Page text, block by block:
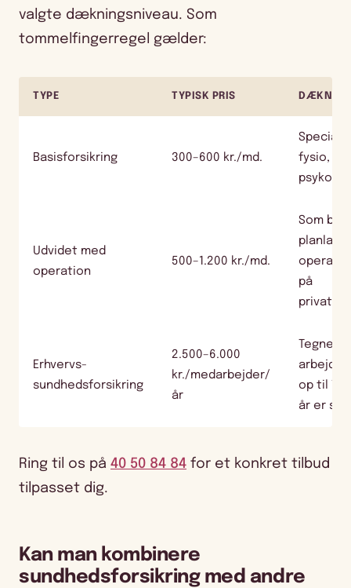
valgte dækningsniveau. Som
tommelfingerregel gælder:
TYPE TYPISK PRIS DÆKNING
Basisforsikring 300–600 kr./md.
fysio,
Udvidet med
operation
500–1.200 kr./md.
Som
på
Erhvervs-
sundhedsforsikring
2.500–6.000
kr./medarbejder/
år
Tegnes
op til
år er
Ring til os på 40 50 84 84 for et konkret tilbud
tilpasset dig.
Kan man kombinere
sundhedsforsikring med andre